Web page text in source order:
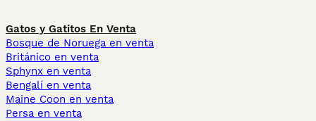
Gatos y Gatitos En Venta
Bosque de Noruega en venta
Británico en venta
Sphynx en venta
Bengalí en venta
Maine Coon en venta
Persa en venta